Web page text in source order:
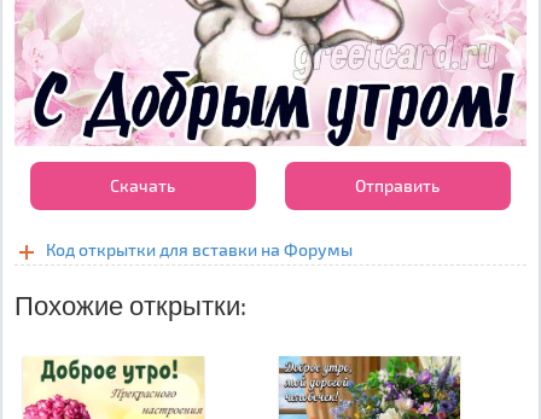
Скачать Отправить
Код открытки для вставки на Форумы
Похожие открытки: